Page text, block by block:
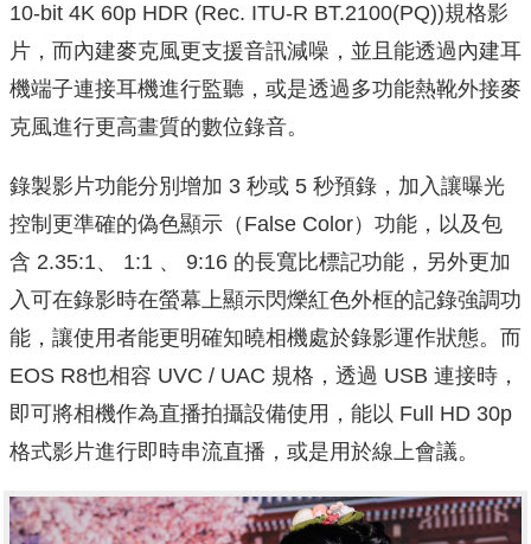
10-bit 4K 60p HDR (Rec. ITU-R BT.2100(PQ))規格影
片，而內建麥克風更支援音訊減噪，並且能透過內建耳
機端子連接耳機進行監聽，或是透過多功能熱靴外接麥
克風進行更高畫質的數位錄音。
錄製影片功能分別增加 3 秒或 5 秒預錄，加入讓曝光
控制更準確的偽色顯示（False Color）功能，以及包
含 2.35:1、 1:1 、 9:16 的長寬比標記功能，另外更加
入可在錄影時在螢幕上顯示閃爍紅色外框的記錄強調功
能，讓使用者能更明確知曉相機處於錄影運作狀態。而
EOS R8也相容 UVC / UAC 規格，透過 USB 連接時，
即可將相機作為直播拍攝設備使用，能以 Full HD 30p
格式影片進行即時串流直播，或是用於線上會議。